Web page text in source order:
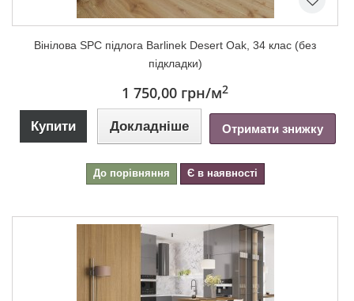
Вінілова SPC підлога Barlinek Desert Oak, 34 клас (без
підкладки)
1 750,00 грн/м2
Купити Докладніше Отримати знижку
До порівняння Є в наявності